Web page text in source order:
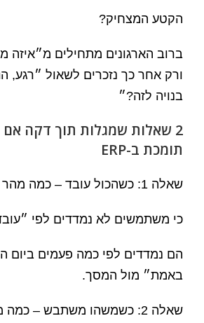
הקטע המצחיק?
ברוב הארגונים מתחילים מ״איזה
ורק אחר כך נזכרים לשאול ״רגע,
בנויה לזה?״
2 שאלות שמגלות תוך דקה
תומכת ב-ERP
שאלה 1: כשהכול עובד – כמה מהר זה עובד?
כי משתמשים לא נמדדים לפי
הם נמדדים לפי כמה פעמים ביום
באמת״ מול המסך.
שאלה 2: כשמשהו משתבש –